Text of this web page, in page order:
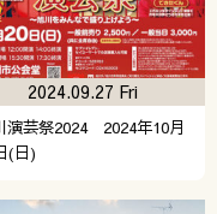
演芸祭2024 2024年10月
(日)
2024.09.27 Fri